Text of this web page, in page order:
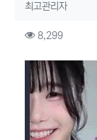
작성자 정보
최고관리자작성
컨텐츠 정보
8,299조회
본문